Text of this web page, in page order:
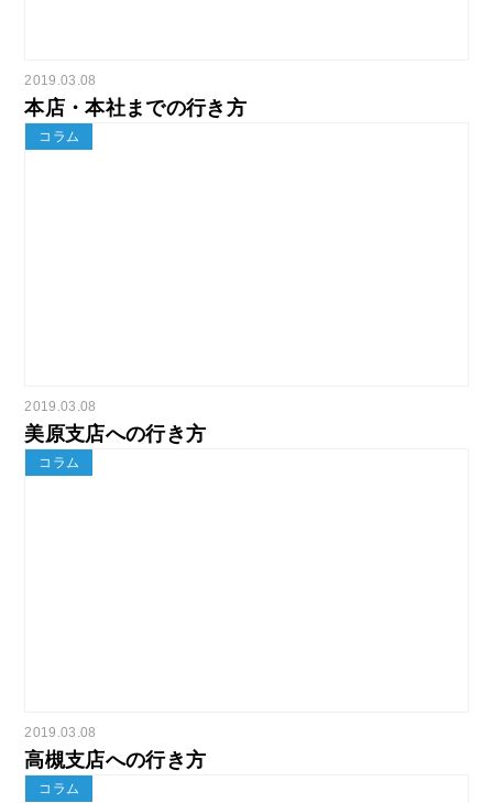
2019.03.08
本店・本社までの行き方
コラム
2019.03.08
美原支店への行き方
コラム
2019.03.08
高槻支店への行き方
コラム